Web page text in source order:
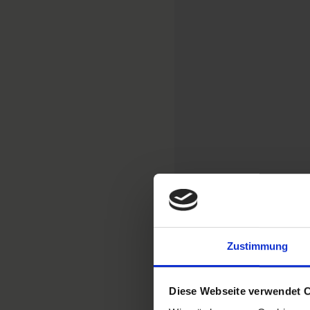
Zustimmung
Diese Webseite verwendet